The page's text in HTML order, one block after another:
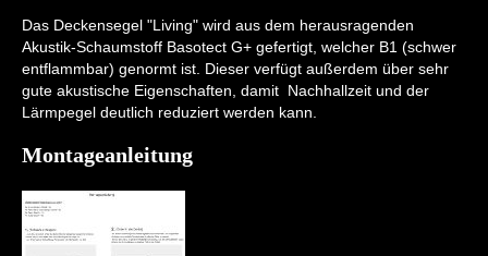
Das Deckensegel "Living" wird aus dem herausragenden
Akustik-Schaumstoff Basotect G+ gefertigt, welcher B1 (schwer
entflammbar) genormt ist. Dieser verfügt außerdem über sehr
gute akustische Eigenschaften, damit Nachhallzeit und der
Lärmpegel deutlich reduziert werden kann.
Montageanleitung